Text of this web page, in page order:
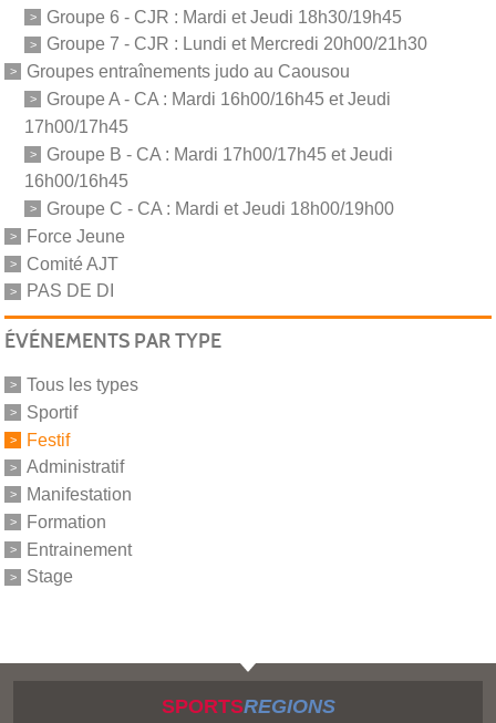
Groupe 6 - CJR : Mardi et Jeudi 18h30/19h45
Groupe 7 - CJR : Lundi et Mercredi 20h00/21h30
Groupes entraînements judo au Caousou
Groupe A - CA : Mardi 16h00/16h45 et Jeudi
17h00/17h45
Groupe B - CA : Mardi 17h00/17h45 et Jeudi
16h00/16h45
Groupe C - CA : Mardi et Jeudi 18h00/19h00
Force Jeune
Comité AJT
PAS DE DI
ÉVÉNEMENTS PAR TYPE
Tous les types
Sportif
Festif
Administratif
Manifestation
Formation
Entrainement
Stage
SPORTSREGIONS